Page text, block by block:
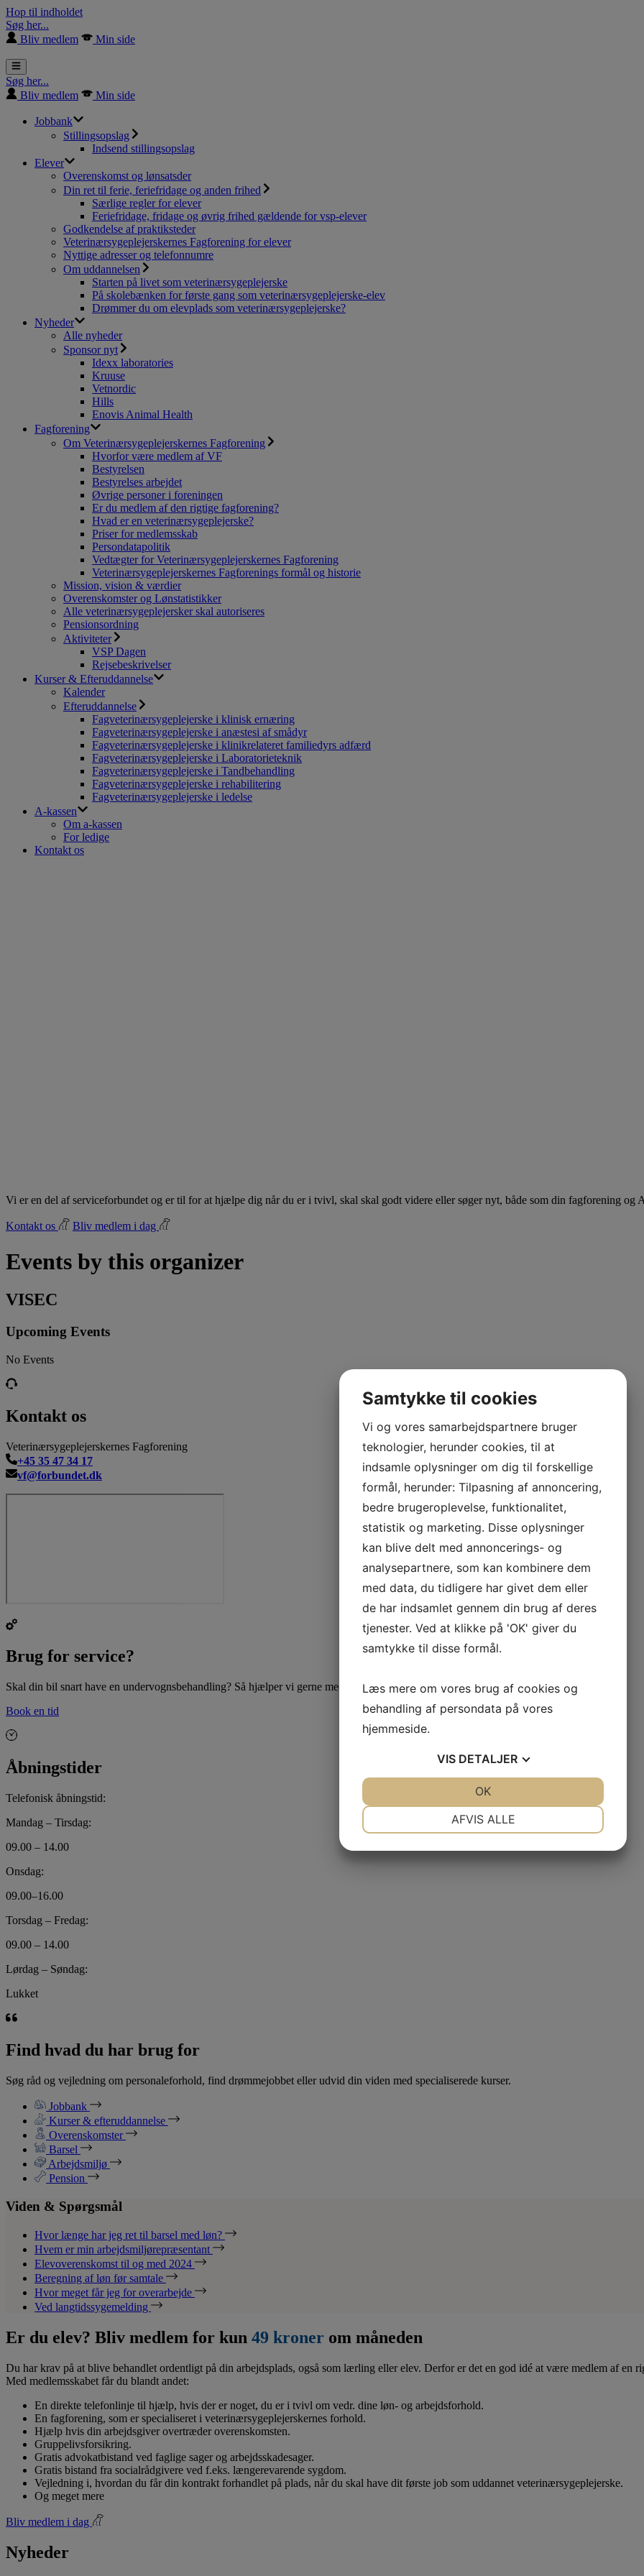
Hop til indholdet
Søg her...
Bliv medlem
Min side
Søg her...
Bliv medlem
Min side
Jobbank
Stillingsopslag
Indsend stillingsopslag
Elever
Overenskomst og lønsatsder
Din ret til ferie, feriefridage og anden frihed
Særlige regler for elever
Feriefridage, fridage og øvrig frihed gældende for vsp-elever
Godkendelse af praktiksteder
Veterinærsygeplejerskernes Fagforening for elever
Nyttige adresser og telefonnumre
Om uddannelsen
Starten på livet som veterinærsygeplejerske
På skolebænken for første gang som veterinærsygeplejerske-elev
Drømmer du om elevplads som veterinærsygeplejerske?
Nyheder
Alle nyheder
Sponsor nyt
Idexx laboratories
Kruuse
Vetnordic
Hills
Enovis Animal Health
Fagforening
Om Veterinærsygeplejerskernes Fagforening
Hvorfor være medlem af VF
Bestyrelsen
Bestyrelses arbejdet
Øvrige personer i foreningen
Er du medlem af den rigtige fagforening?
Hvad er en veterinærsygeplejerske?
Priser for medlemsskab
Persondatapolitik
Vedtægter for Veterinærsygeplejerskernes Fagforening
Veterinærsygeplejerskernes Fagforenings formål og historie
Mission, vision & værdier
Overenskomster og Lønstatistikker
Alle veterinærsygeplejersker skal autoriseres
Pensionsordning
Aktiviteter
VSP Dagen
Rejsebeskrivelser
Kurser & Efteruddannelse
Kalender
Efteruddannelse
Fagveterinærsygeplejerske i klinisk ernæring
Fagveterinærsygeplejerske i anæstesi af smådyr
Fagveterinærsygeplejerske i klinikrelateret familiedyrs adfærd
Fagveterinærsygeplejerske i Laboratorieteknik
Fagveterinærsygeplejerske i Tandbehandling
Fagveterinærsygeplejerske i rehabilitering
Fagveterinærsygeplejerske i ledelse
A-kassen
Om a-kassen
For ledige
Kontakt os
Vi er en del af serviceforbundet og er til for at hjælpe dig når du er i tvivl, skal skal godt videre eller søger nyt, både som din fagforening og
Kontakt os Bliv medlem i dag
Events by this organizer
VISEC
Upcoming Events
No Events
Kontakt os
Veterinærsygeplejerskernes Fagforening
+45 35 47 34 17
vf@forbundet.dk
Brug for service?
Skal din bil snart have en undervognsbehandling? Så hjælper vi gerne med at give din bil den bedste beskyttelse.
Book en tid
Åbningstider
Telefonisk åbningstid:
Mandag – Tirsdag:
09.00 – 14.00
Onsdag:
09.00–16.00
Torsdag – Fredag:
09.00 – 14.00
Lørdag – Søndag:
Lukket
Find hvad du har brug for
Søg råd og vejledning om personaleforhold, find drømmejobbet eller udvid din viden med specialiserede kurser.
Jobbank
Kurser & efteruddannelse
Overenskomster
Barsel
Arbejdsmiljø
Pension
Viden & Spørgsmål
Hvor længe har jeg ret til barsel med løn?
Hvem er min arbejdsmiljørepræsentant
Elevoverenskomst til og med 2024
Beregning af løn før samtale
Hvor meget får jeg for overarbejde
Ved langtidssygemelding
Er du elev? Bliv medlem for kun 49 kroner om måneden
Du har krav på at blive behandlet ordentligt på din arbejdsplads, også som lærling eller elev. Derfor er det en god idé at være medlem af en
Med medlemsskabet får du blandt andet:
En direkte telefonlinje til hjælp, hvis der er noget, du er i tvivl om vedr. dine løn- og arbejdsforhold.
En fagforening, som er specialiseret i veterinærsygeplejerskernes forhold.
Hjælp hvis din arbejdsgiver overtræder overenskomsten.
Gruppelivsforsikring.
Gratis advokatbistand ved faglige sager og arbejdsskadesager.
Gratis bistand fra socialrådgivere ved f.eks. længerevarende sygdom.
Vejledning i, hvordan du får din kontrakt forhandlet på plads, når du skal have dit første job som uddannet veterinærsygeplejerske.
Og meget mere
Bliv medlem i dag
Nyheder
Samtykke til cookies
Vi og vores samarbejdspartnere bruger
teknologier, herunder cookies, til at
indsamle oplysninger om dig til forskellige
formål, herunder: Tilpasning af annoncering,
bedre brugeroplevelse, funktionalitet,
statistik og marketing. Disse oplysninger
kan blive delt med annoncerings- og
analysepartnere, som kan kombinere dem
med data, du tidligere har givet dem eller
de har indsamlet gennem din brug af deres
tjenester. Ved at klikke på 'OK' giver du
samtykke til disse formål.
Læs mere om vores brug af cookies og
behandling af persondata på vores
hjemmeside.
VIS DETALJER
AFVIS ALLE
OK